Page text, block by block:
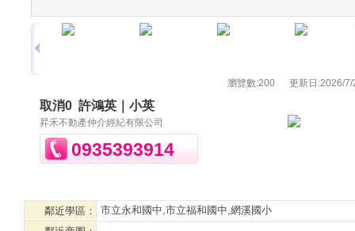
瀏覽數:200 更新日:2026/7/
取消0 許鴻英｜小英
昇禾不動產仲介經紀有限公司
0935393914
鄰近學區：
市立永和國中,市立福和國中,網溪國小